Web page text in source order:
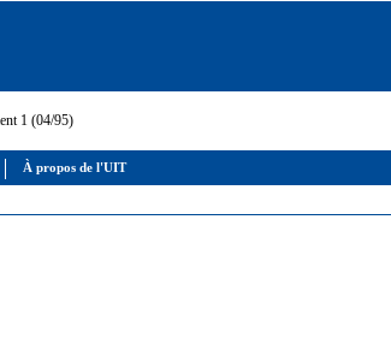
À propos de l'UIT
1 (04/95)